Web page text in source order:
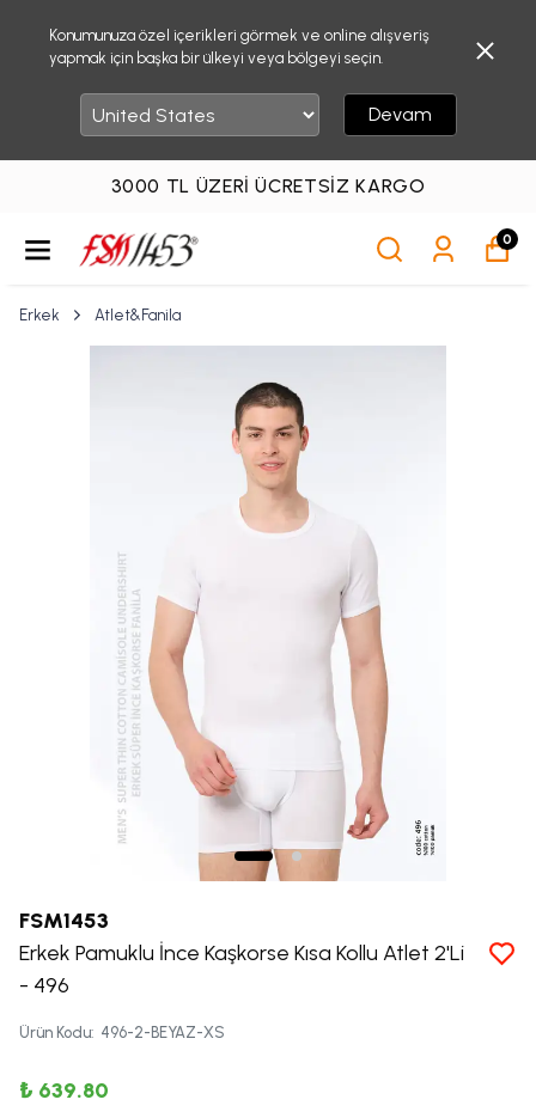
Konumunuza özel içerikleri görmek ve online alışveriş
yapmak için başka bir ülkeyi veya bölgeyi seçin.
Devam
3000 TL ÜZERI ÜCRETSIZ KARGO
0
Erkek Atlet&Fanila
FSM1453
Erkek Pamuklu İnce Kaşkorse Kısa Kollu Atlet 2'Li
- 496
Ürün Kodu: 496-2-BEYAZ-XS
₺ 639.80